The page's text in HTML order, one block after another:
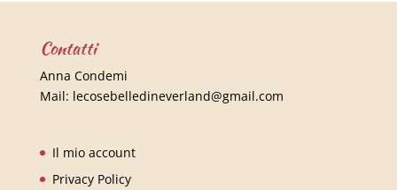
Contatti
Anna Condemi
Mail: lecosebelledineverland@gmail.com
Il mio account
Privacy Policy